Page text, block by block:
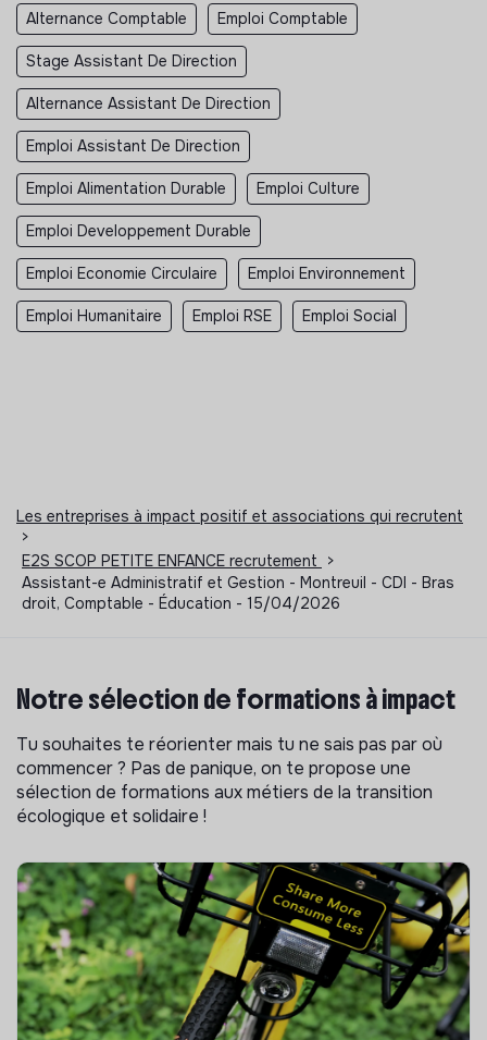
Alternance Comptable Emploi Comptable
Stage Assistant De Direction
Alternance Assistant De Direction
Emploi Assistant De Direction
Emploi Alimentation Durable Emploi Culture
Emploi Developpement Durable
Emploi Economie Circulaire Emploi Environnement
Emploi Humanitaire Emploi RSE Emploi Social
Les entreprises à impact positif et associations qui recrutent
>
E2S SCOP PETITE ENFANCE recrutement
>
Assistant-e Administratif et Gestion - Montreuil - CDI - Bras
droit, Comptable - Éducation - 15/04/2026
Notre sélection de formations à impact
Tu souhaites te réorienter mais tu ne sais pas par où
commencer ? Pas de panique, on te propose une
sélection de formations aux métiers de la transition
écologique et solidaire !